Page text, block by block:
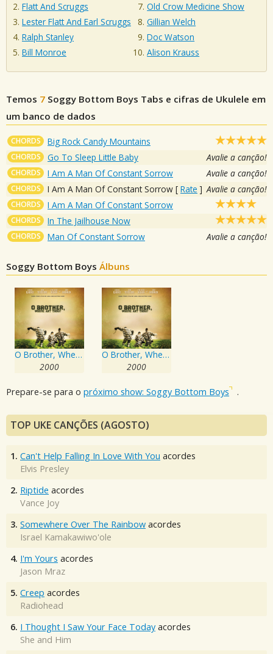
Flatt And Scruggs
Lester Flatt And Earl Scruggs
Ralph Stanley
Bill Monroe
Old Crow Medicine Show
Gillian Welch
Doc Watson
Alison Krauss
Temos 7 Soggy Bottom Boys Tabs e cifras de Ukulele em
um banco de dados
CHORDS Big Rock Candy Mountains
CHORDS Go To Sleep Little Baby Avalie a canção!
CHORDS I Am A Man Of Constant Sorrow Avalie a canção!
CHORDS I Am A Man Of Constant Sorrow [ Rate ] Avalie a canção!
CHORDS I Am A Man Of Constant Sorrow
CHORDS In The Jailhouse Now
CHORDS Man Of Constant Sorrow Avalie a canção!
Soggy Bottom Boys Álbuns
O Brother, Where Art Thou?
2000
O Brother, Where Art Thou?
2000
Prepare-se para o próximo show: Soggy Bottom Boys .
TOP UKE CANÇÕES (AGOSTO)
1. Can't Help Falling In Love With You acordes
Elvis Presley
2. Riptide acordes
Vance Joy
3. Somewhere Over The Rainbow acordes
Israel Kamakawiwo'ole
4. I'm Yours acordes
Jason Mraz
5. Creep acordes
Radiohead
6. I Thought I Saw Your Face Today acordes
She and Him